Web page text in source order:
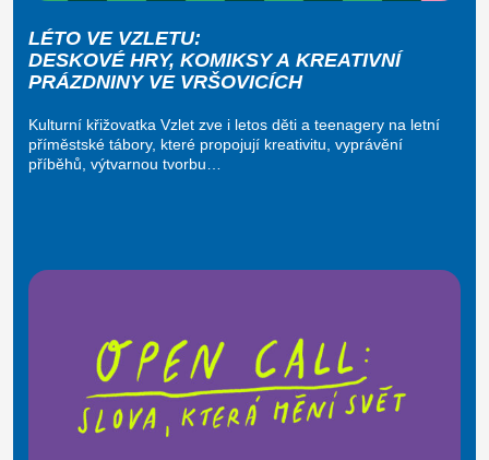
LÉTO VE VZLETU:
DESKOVÉ HRY, KOMIKSY A KREATIVNÍ
PRÁZDNINY VE VRŠOVICÍCH
Kulturní křižovatka Vzlet zve i letos děti a teenagery na letní
příměstské tábory, které propojují kreativitu, vyprávění
příběhů, výtvarnou tvorbu…